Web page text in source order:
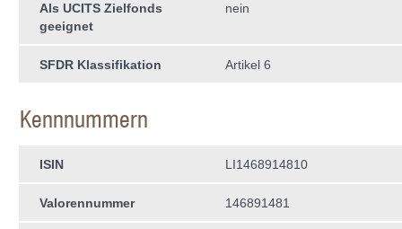
Als UCITS Zielfonds
geeignet
nein
SFDR Klassifikation Artikel 6
Kennnummern
ISIN LI1468914810
Valorennummer 146891481